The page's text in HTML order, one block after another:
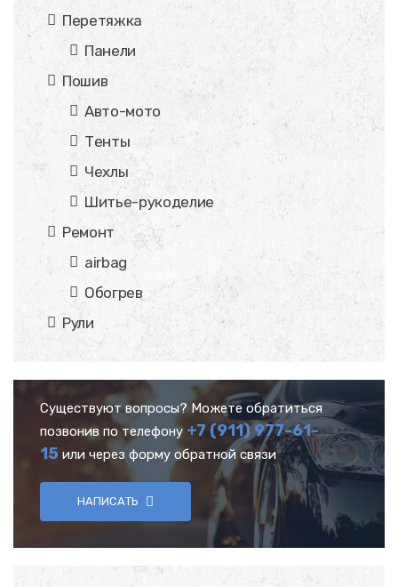
Перетяжка
Панели
Пошив
Авто-мото
Тенты
Чехлы
Шитье-рукоделие
Ремонт
airbag
Обогрев
Рули
Существуют вопросы? Можете обратиться
позвонив по телефону +7 (911) 977-61-
15 или через форму обратной связи
НАПИСАТЬ